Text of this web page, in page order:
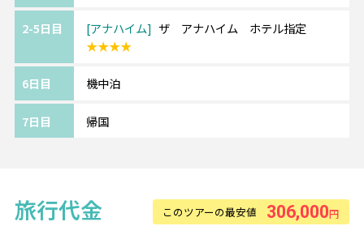
2-5日目 アナハイム
ザ アナハイム ホテル指定
★★★★
6日目 機中泊
7日目 帰国
旅行代金 このツアーの最安値 306,000円